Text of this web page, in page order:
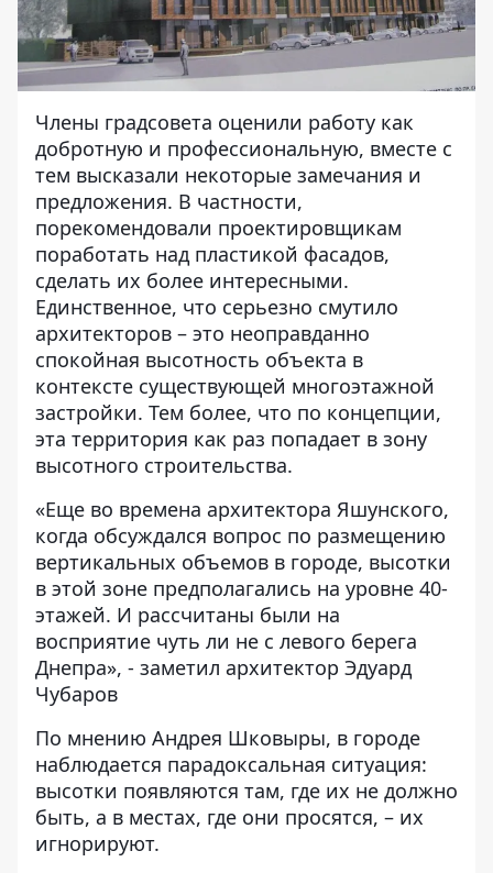
Члены градсовета оценили работу как
добротную и профессиональную, вместе с
тем высказали некоторые замечания и
предложения. В частности,
порекомендовали проектировщикам
поработать над пластикой фасадов,
сделать их более интересными.
Единственное, что серьезно смутило
архитекторов – это неоправданно
спокойная высотность объекта в
контексте существующей многоэтажной
застройки. Тем более, что по концепции,
эта территория как раз попадает в зону
высотного строительства.
«Еще во времена архитектора Яшунского,
когда обсуждался вопрос по размещению
вертикальных объемов в городе, высотки
в этой зоне предполагались на уровне 40-
этажей. И рассчитаны были на
восприятие чуть ли не с левого берега
Днепра», - заметил архитектор Эдуард
Чубаров
По мнению Андрея Шковыры, в городе
наблюдается парадоксальная ситуация:
высотки появляются там, где их не должно
быть, а в местах, где они просятся, – их
игнорируют.